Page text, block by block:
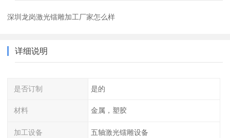
深圳龙岗激光镭雕加工厂家怎么样
详细说明
是否订制 是的
材料 金属，塑胶
加工设备 五轴激光镭雕设备